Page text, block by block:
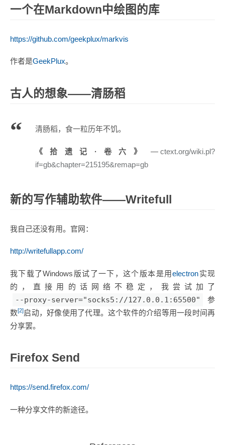
一个在Markdown中绘图的库
https://github.com/geekplux/markvis
作者是GeekPlux。
古人的想象——清肠稻
清肠稻，食一粒历年不饥。
《拾遗记·卷六》
ctext.org/wiki.pl?
if=gb&chapter=215195&remap=gb
新的写作辅助软件——Writefull
我自己还没有用。官网：
http://writefullapp.com/
我下载了Windows版试了一下，这个版本是用electron实现
的，直接用的话网络不稳定，我尝试加了
--proxy-server="socks5://127.0.0.1:65500"
参
数[2]启动，好像使用了代理。这个软件的介绍等用一段时间再
分享罢。
Firefox Send
https://send.firefox.com/
一种分享文件的新途径。